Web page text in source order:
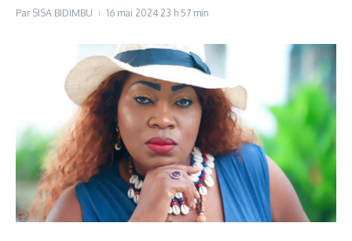
Par SISA BIDIMBU 16 mai 2024 23 h 57 min